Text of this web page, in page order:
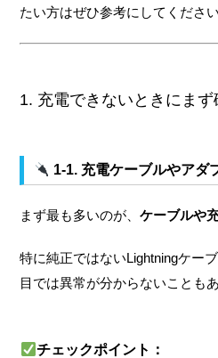
たい方はぜひ参考にしてください
1. 充電できないときにまず
1-1. 充電ケーブルやアダ
まず最も多いのが、ケーブルや
特に純正ではないLightningケー
目では異常が分からないこともあ
チェックポイント：